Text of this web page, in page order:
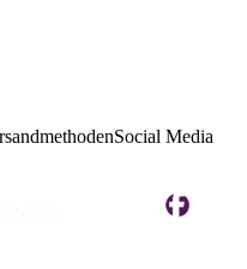
Social Media